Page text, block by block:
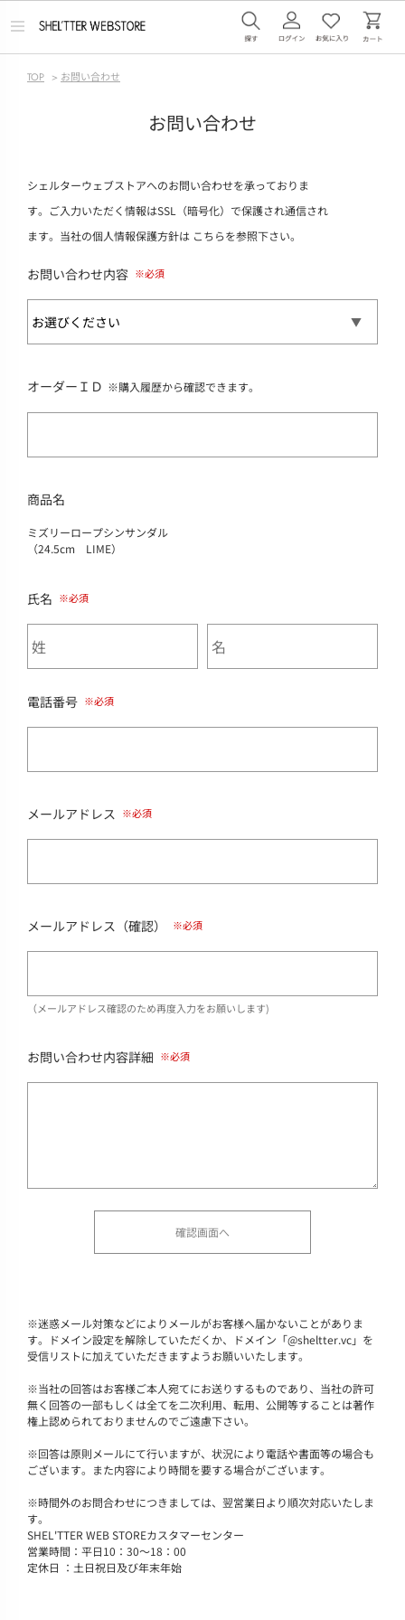
メ
TOP > お問い合わせ
お問い合わせ
シェルターウェブストアへのお問い合わせを承っておりま
す。ご入力いただく情報はSSL（暗号化）で保護され通信され
ます。当社の個人情報保護方針は こちらを参照下さい。
お問い合わせ内容
オーダーＩＤ ※購入履歴から確認できます。
商品名
ミズリーロープシンサンダル
（24.5cm LIME）
氏名
電話番号
メールアドレス
メールアドレス（確認）
（メールアドレス確認のため再度入力をお願いします)
お問い合わせ内容詳細
※迷惑メール対策などによりメールがお客様へ届かないことがありま
す。ドメイン設定を解除していただくか、ドメイン「@sheltter.vc」を
受信リストに加えていただきますようお願いいたします。
※当社の回答はお客様ご本人宛てにお送りするものであり、当社の許可
無く回答の一部もしくは全てを二次利用、転用、公開等することは著作
権上認められておりませんのでご遠慮下さい。
※回答は原則メールにて行いますが、状況により電話や書面等の場合も
ございます。また内容により時間を要する場合がございます。
※時間外のお問合わせにつきましては、翌営業日より順次対応いたしま
す。
SHEL'TTER WEB STOREカスタマーセンター
営業時間：平日10：30～18：00
定休日 ：土日祝日及び年末年始